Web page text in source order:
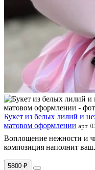
Букет из белых лилий и
матовом оформлении арт.
Воплощение нежности и
композиция наполнит
5800 ₽